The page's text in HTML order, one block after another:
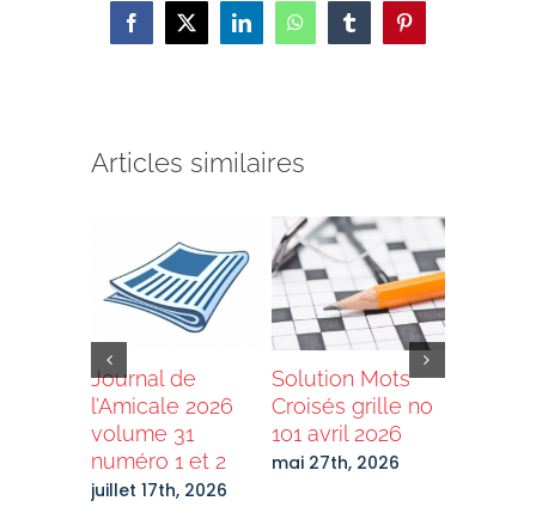
Facebook
X LinkedInWhatsAppTumblrPinterest
Articles similaires
Journal de
l’Amicale 2026
volume 31
numéro 1 et 2
juillet 17th, 2026
Solution Mots
Croisés grille no
101 avril 2026
mai 27th, 2026